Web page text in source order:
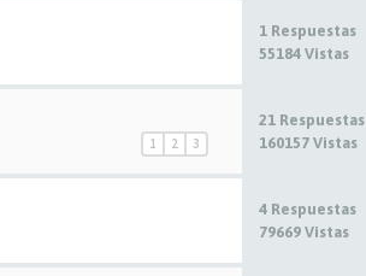
1 Respuestas
55184 Vistas
1 2 3
21 Respuestas
160157 Vistas
4 Respuestas
79669 Vistas